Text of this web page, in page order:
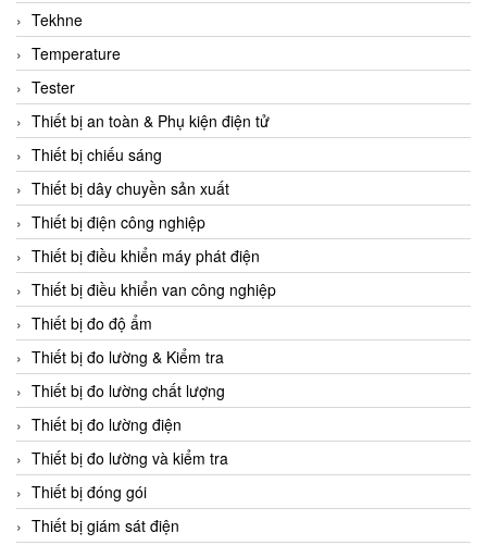
CAPS
CAREL Parts
CCS
CD Automation
CEAG Sicherheitst
CEIA Vietnam
Celduc Vietnam
Cemb
Centec GmbH
CEQUBE
CHAUVIN ARNOUX
Checkline
Chino
Chiyoda Seiki
Chiyoda-Tsusho
Chongqing Huaneng
Tekhne
Temperature
Tester
Thiết bị an toàn & Phụ kiện điện tử
Thiết bị chiếu sáng
Thiết bị dây chuyền sản xuất
Thiết bị điện công nghiệp
Thiết bị điều khiển máy phát điện
Thiết bị điều khiển van công nghiệp
Thiết bị đo độ ẩm
Thiết bị đo lường & Kiểm tra
Thiết bị đo lường chất lượng
Thiết bị đo lường điện
Thiết bị đo lường và kiểm tra
Thiết bị đóng gói
Thiết bị giám sát điện